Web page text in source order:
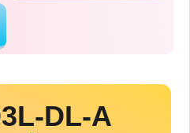
DL-A